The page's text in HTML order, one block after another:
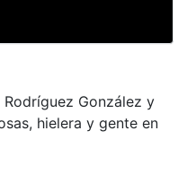
González y
hielera y gente en